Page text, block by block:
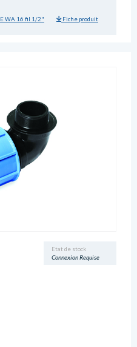
Fiche produit
WA 16 fil 1/2"
Etat de stock
Connexion Requise